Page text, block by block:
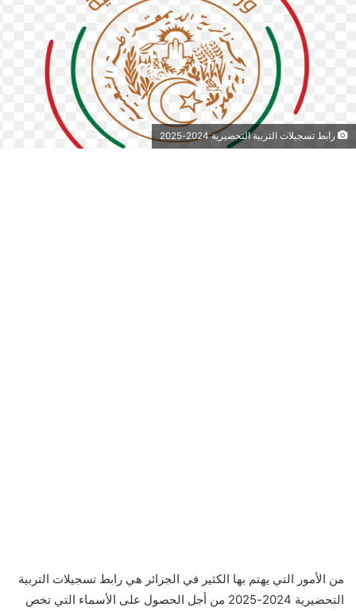
رابط تسجيلات التربية التحضيرية 2024-2025
من الأمور التي يهتم بها الكثير في الجزائر هي رابط تسجيلات التربية
التحضيرية 2024-2025 من أجل الحصول على الأسماء التي تخص